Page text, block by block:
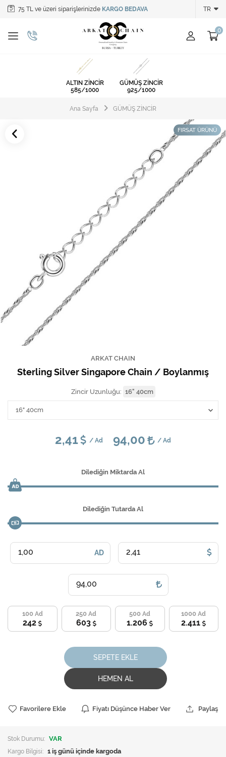
75 TL ve üzeri siparişlerinizde KARGO BEDAVA TR
Tüm Kategoriler
ALTIN ZİNCİR
ALTIN ZİNCİR
585/1000
GÜMÜŞ ZİNCİR
925/1000
Ana Sayfa GÜMÜŞ ZİNCİR
FIRSAT ÜRÜNÜ
ARKAT CHAIN
Sterling Silver Singapore Chain / Boylanmış
Zincir Uzunluğu: 16" 40cm
2,41 94,00
Dilediğin Miktarda Al
Dilediğin Tutarda Al
AD
100 Ad
242
250Ad
603
500Ad
1.206
1000Ad
2.411
SEPETE EKLE
HEMEN AL
Favorilere Ekle Fiyatı Düşünce Haber Ver Paylaş
Stok Durumu: VAR
Kargo Bilgisi: 1 iş günü içinde kargoda